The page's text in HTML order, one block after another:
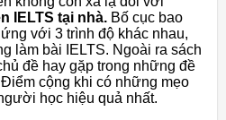
IELTS tại nhà. Bố cục bao
với 3 trình độ khác nhau,
làm bài IELTS. Ngoài ra sách
đề hay gặp trong những đề
cộng khi có những mẹo
học hiệu quả nhất.